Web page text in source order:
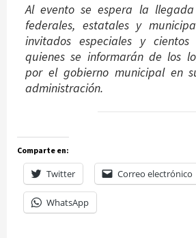
Al evento se espera la
federales, estatales y
invitados especiales y cientos
quienes se informarán de los
por el gobierno municipal en
administración.
Comparte en:
Twitter Correo electrónico
WhatsApp